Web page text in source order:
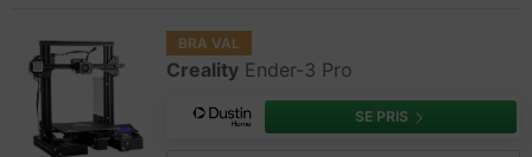
BRA VAL
Creality Ender-3 Pro
SE PRIS